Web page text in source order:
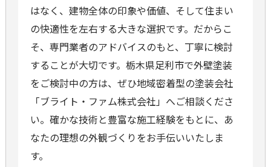
はなく、建物全体の印象や価値、そして住まい
の快適性を左右する大きな選択です。だからこ
そ、専門業者のアドバイスのもと、丁寧に検討
することが大切です。栃木県足利市で外壁塗装
をご検討中の方は、ぜひ地域密着型の塗装会社
「ブライト・ファム株式会社」へご相談くださ
い。確かな技術と豊富な施工経験をもとに、あ
なたの理想の外観づくりをお手伝いいたしま
す。